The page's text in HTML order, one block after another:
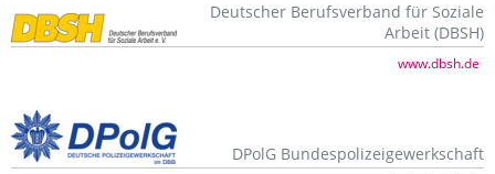
Deutscher Berufsverband für Soziale
Arbeit (DBSH)
www.dbsh.de
DPolG Bundespolizeigewerkschaft